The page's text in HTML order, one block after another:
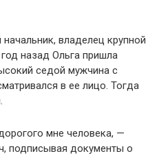
владелец крупной
назад Ольга пришла
седой мужчина с
в ее лицо. Тогда
мне человека, —
подписывая документы о